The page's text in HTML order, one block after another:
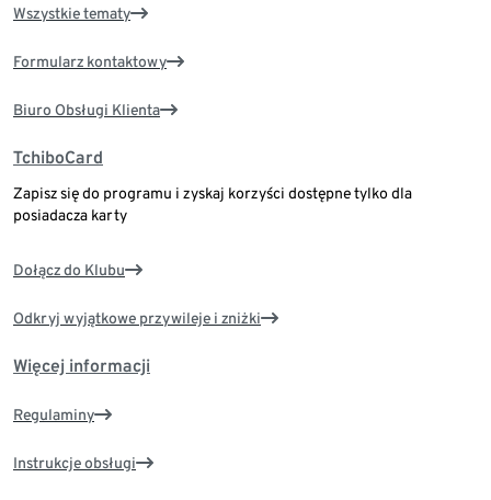
Wszystkie tematy
Formularz kontaktowy
Biuro Obsługi Klienta
TchiboCard
Zapisz się do programu i zyskaj korzyści dostępne tylko dla
posiadacza karty
Dołącz do Klubu
Odkryj wyjątkowe przywileje i zniżki
Więcej informacji
Regulaminy
Instrukcje obsługi